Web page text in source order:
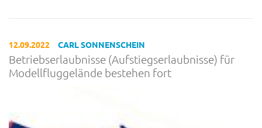
12.09.2022 CARL SONNENSCHEIN
Betriebserlaubnisse (Aufstiegserlaubnisse) für
Modellfluggelände bestehen fort